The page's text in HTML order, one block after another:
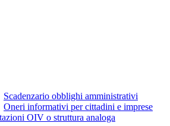
Scadenzario obblighi amministrativi
Oneri informativi per cittadini e imprese
OIV o struttura analoga